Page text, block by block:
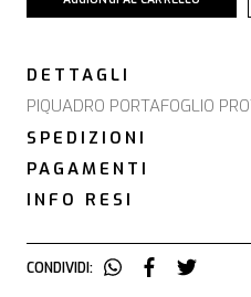
DETTAGLI
PIQUADRO PORTAFOGLIO
SPEDIZIONI
PAGAMENTI
INFO RESI
CONDIVIDI: